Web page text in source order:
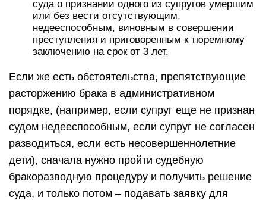
суда о признании одного из супругов умершим
или без вести отсутствующим,
недееспособным, виновным в совершении
преступления и приговоренным к тюремному
заключению на срок от 3 лет.
Если же есть обстоятельства, препятствующие
расторжению брака в административном
порядке, (например, если супруг еще не признан
судом недееспособным, если супруг не согласен
разводиться, если есть несовершеннолетние
дети), сначала нужно пройти судебную
бракоразводную процедуру и получить решение
суда, и только потом – подавать заявку для